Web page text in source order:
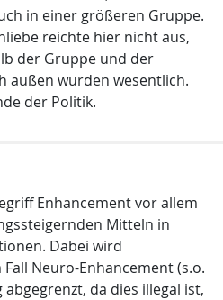
in einer größeren Gruppe.
reichte hier nicht aus,
der Gruppe und der
außen wurden wesentlich.
der Politik.
Enhancement vor allem
Mitteln in
Dabei wird
Neuro-Enhancement (s.o.
da dies illegal ist,